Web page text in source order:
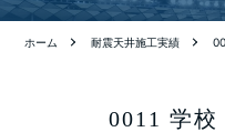
ホーム 耐震天井施工実績
0011 学